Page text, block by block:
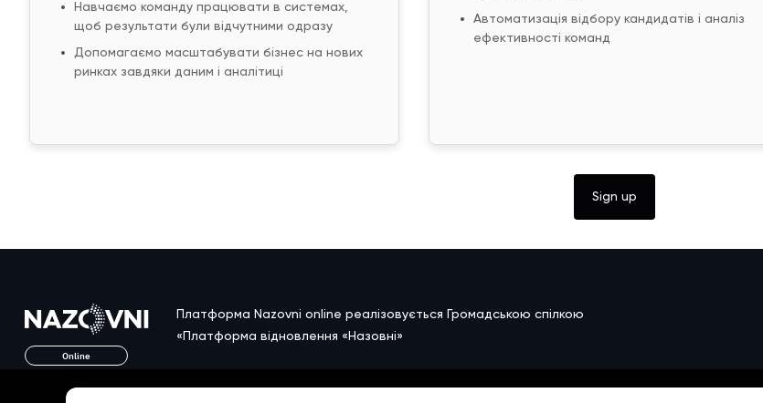
Навчаємо команду працювати в системах,
щоб результати були відчутними одразу
Допомагаємо масштабувати бізнес на нових
ринках завдяки даним і аналітиці
Автоматизація відбору кандидатів і аналіз
ефективності команд
Sign up
Online
Платформа Nazovni online реалізовується Громадською спілкою
«Платформа відновлення «Назовні»